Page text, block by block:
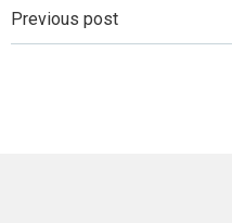
Previous post